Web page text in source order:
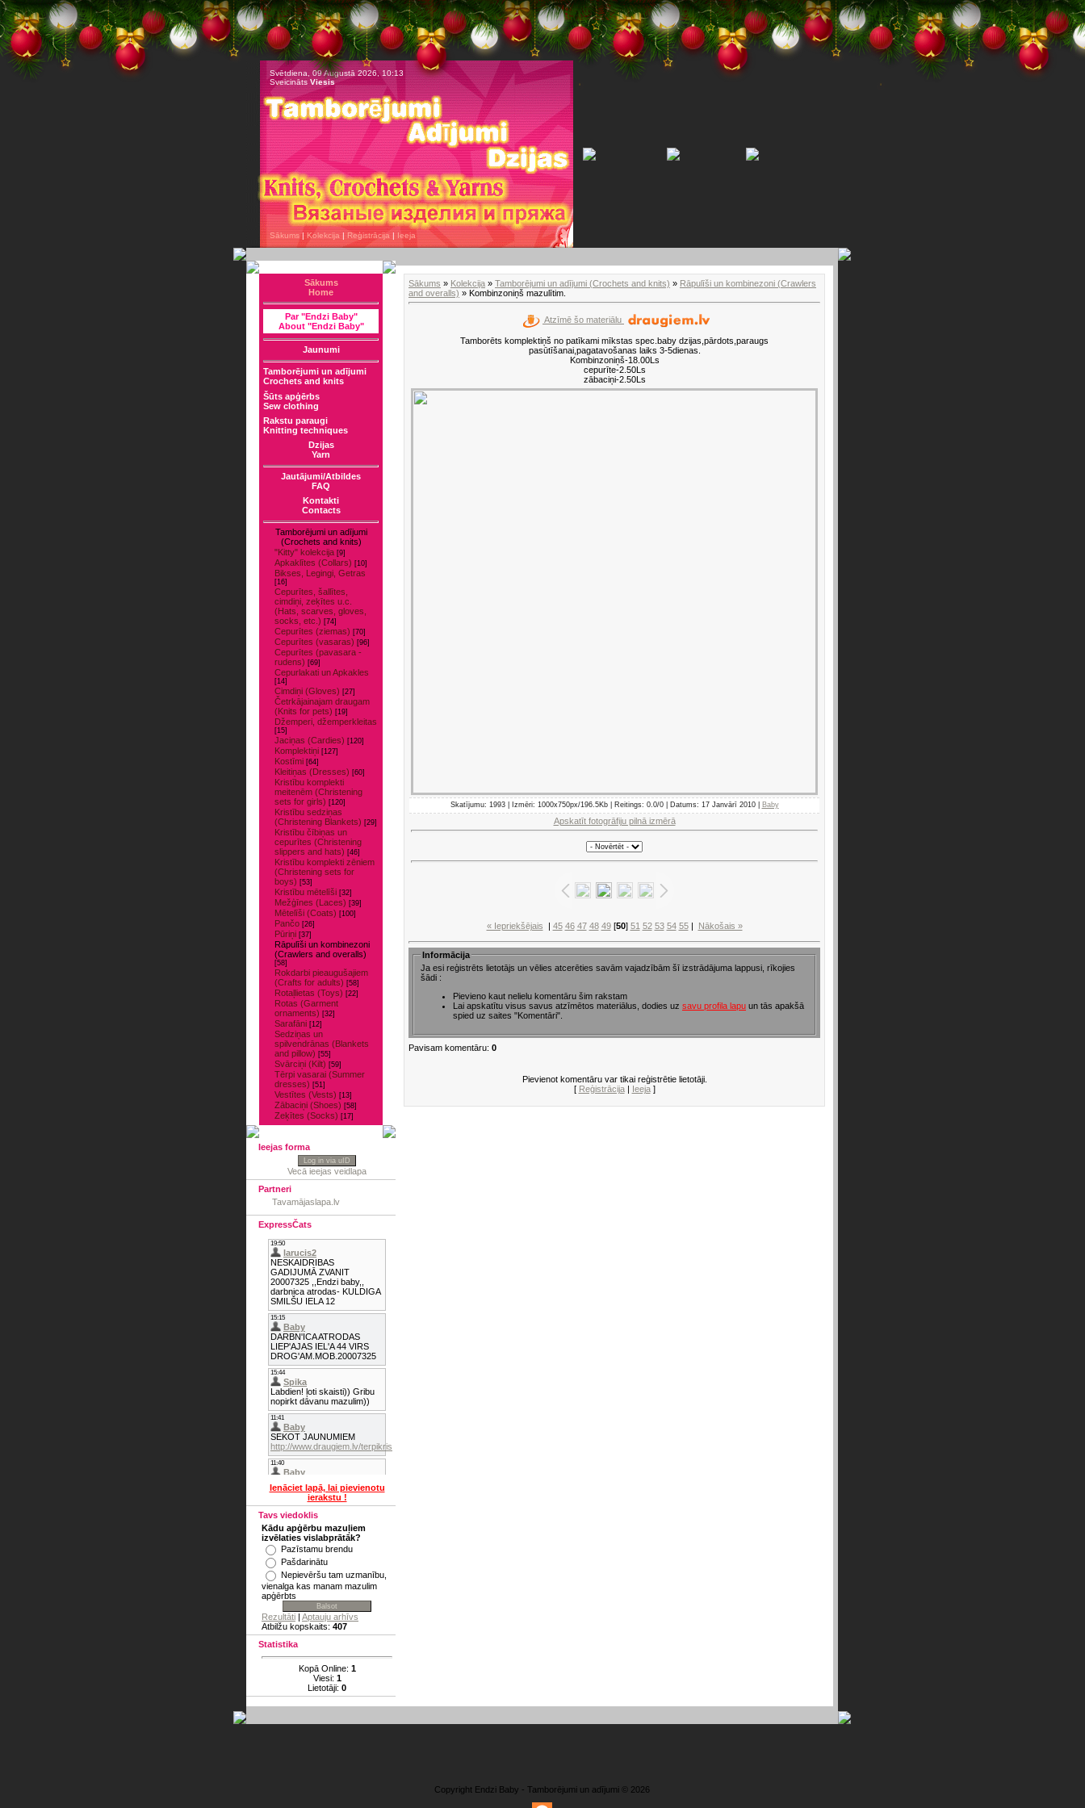
Svētdiena, 09 Augustā 2026, 10:13
SveicinātsViesis
Sākums| Kolekcija | Reģistrācija | Ieeja
Sākums
Home
Par "Endzi Baby"
About "Endzi Baby"
Jaunumi
Tamborējumi un adījumi
Crochets and knits
Šūts apģērbs
Sew clothing
Rakstu paraugi
Knitting techniques
Dzijas
Yarn
Jautājumi/Atbildes
FAQ
Kontakti
Contacts
Tamborējumi un adījumi
(Crochets and knits)
"Kitty" kolekcija [9]
Apkaklītes (Collars) [10]
Bikses, Legingi, Getras
[16]
Cepurītes, šallītes,
cimdiņi, zeķītes u.c.
(Hats, scarves, gloves,
socks, etc.) [74]
Cepurītes (ziemas) [70]
Cepurītes (vasaras) [96]
Cepurītes (pavasara -
rudens) [69]
Cepurlakati un Apkakles
[14]
Cimdiņi (Gloves) [27]
Četrkājainajam draugam
(Knits for pets) [19]
Džemperi, džemperkleitas
[15]
Jaciņas (Cardies) [120]
Komplektiņi [127]
Kostīmi [64]
Kleitiņas (Dresses) [60]
Kristību komplekti
meitenēm (Christening
sets for girls) [120]
Kristību sedziņas
(Christening Blankets) [29]
Kristību čībiņas un
cepurītes (Christening
slippers and hats) [46]
Kristību komplekti zēniem
(Christening sets for
boys) [53]
Kristību mētelīši [32]
Mežģīnes (Laces) [39]
Mētelīši (Coats) [100]
Pančo [26]
Pūriņi [37]
Rāpulīši un kombinezoni
(Crawlers and overalls)
[58]
Rokdarbi pieaugušajiem
(Crafts for adults) [58]
Rotaļlietas (Toys) [22]
Rotas (Garment
ornaments) [32]
Sarafāni [12]
Sedziņas un
spilvendrānas (Blankets
and pillow) [55]
Svārciņi (Kilt) [59]
Tērpi vasarai (Summer
dresses) [51]
Vestītes (Vests) [13]
Zābaciņi (Shoes) [58]
Zeķītes (Socks) [17]
Ieejas forma
Log in via uID
Vecā ieejas veidlapa
Partneri
Tavamājaslapa.lv
ExpressČats
Ienāciet lapā, lai pievienotu
ierakstu !
Tavs viedoklis
Kādu apģērbu mazuļiem
izvēlaties vislabprātāk?
Pazīstamu brendu
Pašdarinātu
Nepievēršu tam uzmanību,
vienalga kas manam mazulim
apģērbts
Rezultāti | Aptauju arhīvs
Atbilžu kopskaits: 407
Statistika
Kopā Online: 1
Viesi: 1
Lietotāji: 0
Sākums » Kolekcija » Tamborējumi un adījumi (Crochets and knits) » Rāpulīši un kombinezoni (Crawlers
and overalls) » Kombinzoniņš mazulītim.
Atzīmē šo materiālu
Tamborēts komplektiņš no patīkami mīkstas spec.baby dzijas,pārdots,paraugs
pasūtīšanai,pagatavošanas laiks 3-5dienas.
Kombinzoniņš-18.00Ls
cepurīte-2.50Ls
zābaciņi-2.50Ls
Skatījumu: 1993 | Izmēri: 1000x750px/196.5Kb | Reitings: 0.0/0 | Datums: 17 Janvārī 2010 | Baby
Apskatīt fotogrāfiju pilnā izmērā
« Iepriekšējais | 45 46 47 48 49[50] 51 52 53 54 55| Nākošais »
Informācija
Ja esi reģistrēts lietotājs un vēlies atcerēties savām vajadzībām šī izstrādājuma lappusi, rīkojies
šādi :
Pievieno kaut nelielu komentāru šim rakstam
Lai apskatītu visus savus atzīmētos materiālus, dodies uz savu profila lapu un tās apakšā
spied uz saites "Komentāri".
Pavisam komentāru: 0
Pievienot komentāru var tikai reģistrētie lietotāji.
[ Reģistrācija| Ieeja]
Copyright Endzi Baby - Tamborējumi un adījumi © 2026